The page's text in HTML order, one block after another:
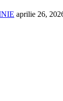
aprilie 26,